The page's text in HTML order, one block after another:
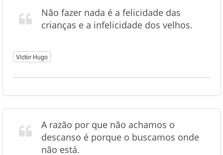
Não fazer nada é a felicidade das
crianças e a infelicidade dos velhos.
Victor Hugo
A razão por que não achamos o
descanso é porque o buscamos onde
não está.